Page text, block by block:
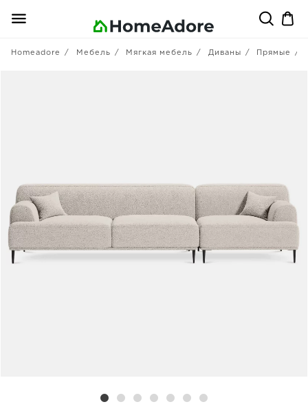
Homeadore Мебель Мягкая мебель Диваны Прямые